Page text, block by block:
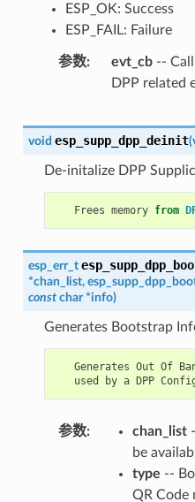
ESP_OK: Success
ESP_FAIL: Failure
参数 evt_cb--
DPP related
void esp_supp_dpp_deinit(
De-initalize DPP
Frees memory from
esp_err_t
*chan_list,
const char *info)
Generates Bootstrap
Generates Out Of
used
by a DPP
参数 chan_list
be
type --
QR Code